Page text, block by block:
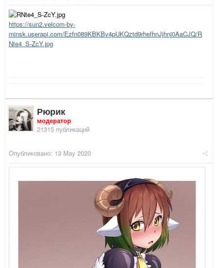
https://sun2.velcom-by-
minsk.userapi.com/Ezfn089KBKBv4pUKQztd9rhefhnJjhnj0AaCJQ/R
Nte4_S-ZcY.jpg
Рюрик
модератор
21315 публикаций
Опубликовано: 13 May 2020